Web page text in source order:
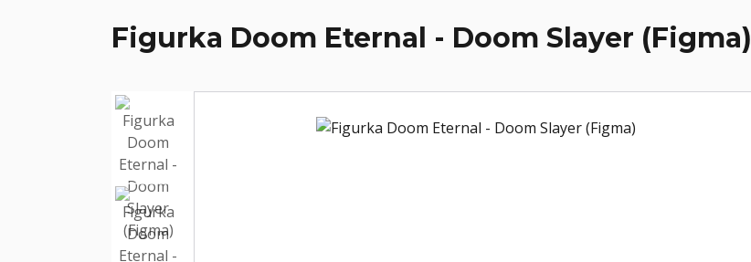
Figurka Doom Eternal - Doom Slayer (Figma)